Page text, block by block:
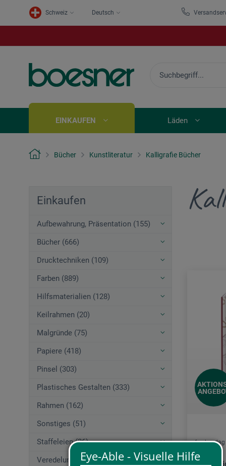
Schweiz Deutsch
EINKAUFEN Läden
Bücher Kunstliteratur Kalligrafie Bücher
Einkaufen
Aufbewahrung, Präsentation (155)
Bücher (666)
Drucktechniken (109)
Farben (889)
Hilfsmaterialien (128)
Keilrahmen (20)
Malgründe (75)
Papiere (418)
Pinsel (303)
Plastisches Gestalten (333)
Rahmen (162)
Sonstiges (51)
Staffeleien (36)
Veredelungstechniken (77)
frechverlag
100